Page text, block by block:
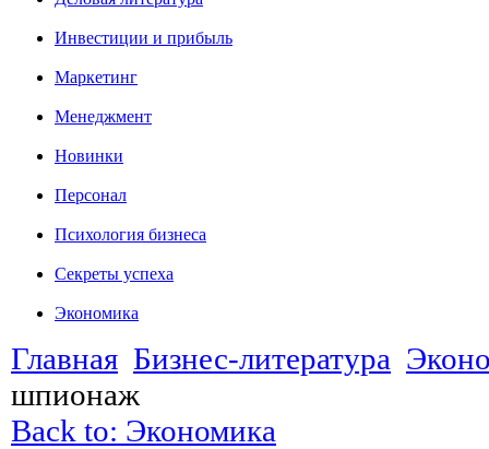
Инвестиции и прибыль
Маркетинг
Менеджмент
Новинки
Персонал
Психология бизнеса
Секреты успеха
Экономика
Главная Бизнес-литература
шпионаж
Back to: Экономика